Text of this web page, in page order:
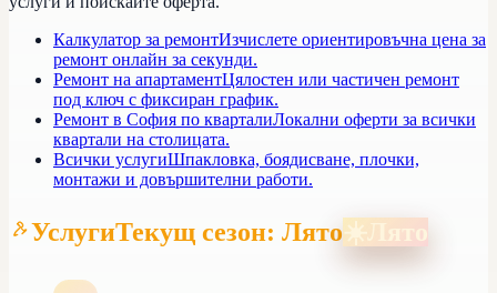
Калкулатор за ремонтИзчислете ориентировъчна цена за
ремонт онлайн за секунди.
Ремонт на апартаментЦялостен или частичен ремонт
под ключ с фиксиран график.
Ремонт в София по кварталиЛокални оферти за всички
квартали на столицата.
Всички услугиШпакловка, боядисване, плочки,
монтажи и довършителни работи.
УслугиТекущ сезон: Лято☀️Лято